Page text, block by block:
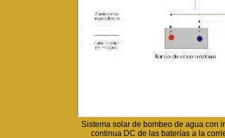
Sistema solar de bombeo de agua con
continua DC de las baterías a la